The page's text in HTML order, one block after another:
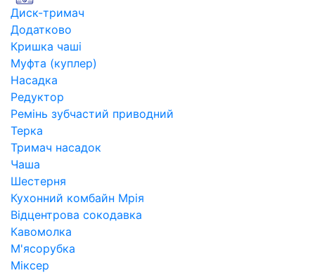
Диск-тримач
Додатково
Кришка чаші
Муфта (куплер)
Насадка
Редуктор
Ремінь зубчастий приводний
Терка
Тримач насадок
Чаша
Шестерня
Кухонний комбайн Мрія
Відцентрова сокодавка
Кавомолка
М'ясорубка
Міксер